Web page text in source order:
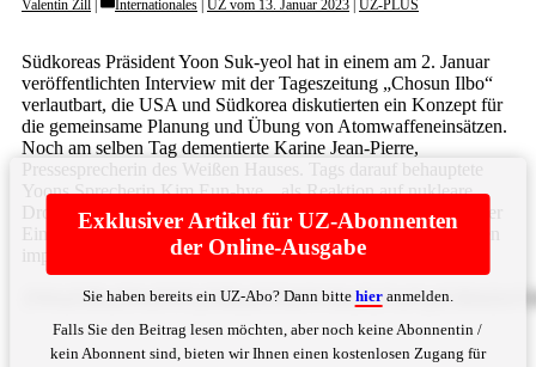
Valentin Zill Internationales UZ vom 13. Januar 2023 UZ-PLUS
Südkoreas Präsident Yoon Suk-yeol hat in einem am 2. Januar
veröffentlichten Interview mit der Tageszeitung „Chosun Ilbo“
verlautbart, die USA und Südkorea diskutierten ein Konzept für
die gemeinsame Planung und Übung von Atomwaffeneinsätzen.
Noch am selben Tag dementierte Karine Jean-Pierre,
Pressesprecherin des Weißen Hauses. Tags darauf behauptete
Yoons Sprecherin Kim Eun-hye, „als Reaktion auf nukleare
Drohungen aus Nordkorea“ werde sehr wohl ein „gemeinsamer
Einsatzplan für Nuklearbomben“ diskutiert. Yoons Äußerungen
implizierten ... Bittehier anmelden
Exklusiver Artikel für UZ-Abonnenten
der Online-Ausgabe
Sie haben bereits ein UZ-Abo? Dann bitte hieranmelden.
Falls Sie den Beitrag lesen möchten, aber noch keine Abonnentin /
kein Abonnent sind, bieten wir Ihnen einen kostenlosen Zugang für